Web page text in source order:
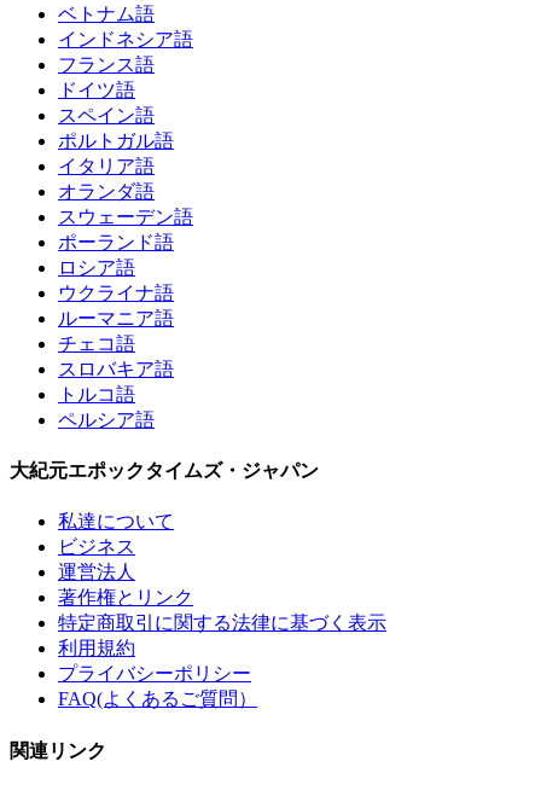
ベトナム語
インドネシア語
フランス語
ドイツ語
スペイン語
ポルトガル語
イタリア語
オランダ語
スウェーデン語
ポーランド語
ロシア語
ウクライナ語
ルーマニア語
チェコ語
スロバキア語
トルコ語
ペルシア語
大紀元エポックタイムズ・ジャパン
私達について
ビジネス
運営法人
著作権とリンク
特定商取引に関する法律に基づく表示
利用規約
プライバシーポリシー
FAQ(よくあるご質問）
関連リンク